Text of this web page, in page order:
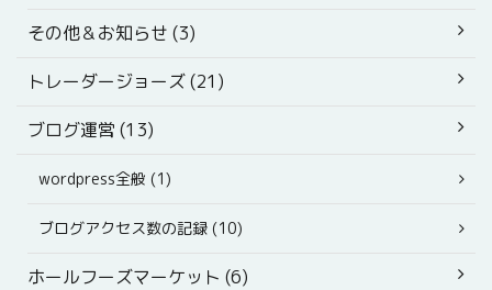
その他＆お知らせ (3)
トレーダージョーズ (21)
ブログ運営 (13)
wordpress全般 (1)
ブログアクセス数の記録 (10)
ホールフーズマーケット (6)